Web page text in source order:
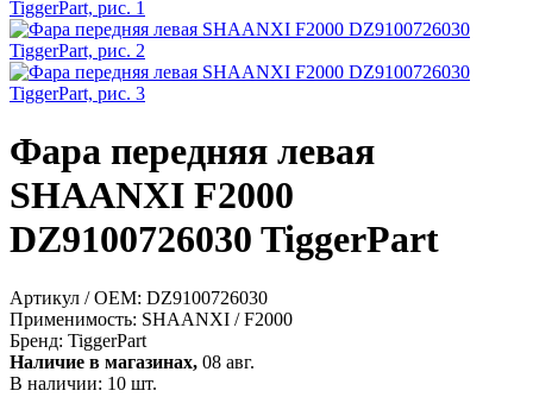
Фара передняя левая
SHAANXI F2000
DZ9100726030 TiggerPart
Артикул / OEM: DZ9100726030
Применимость: SHAANXI / F2000
Бренд: TiggerPart
Наличие в магазинах, 08 авг.
В наличии: 10 шт.